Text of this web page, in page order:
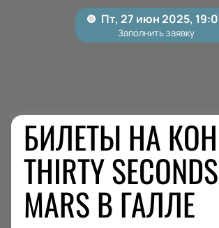
БИЛЕТЫ НА
THIRTY
MARS В ГАЛЛЕ